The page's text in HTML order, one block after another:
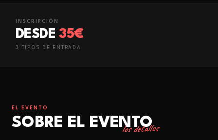
INSCRIPCIÓN
DESDE 35€
3 TIPO S DE ENTRADA
EL EVENTO
SOBRE EL EVENTO
los detalles